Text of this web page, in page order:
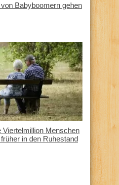
Babyboomern gehen
Viertelmillion Menschen
in den Ruhestand